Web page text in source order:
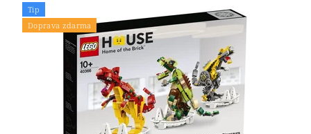
Tip
Doprava zdarma